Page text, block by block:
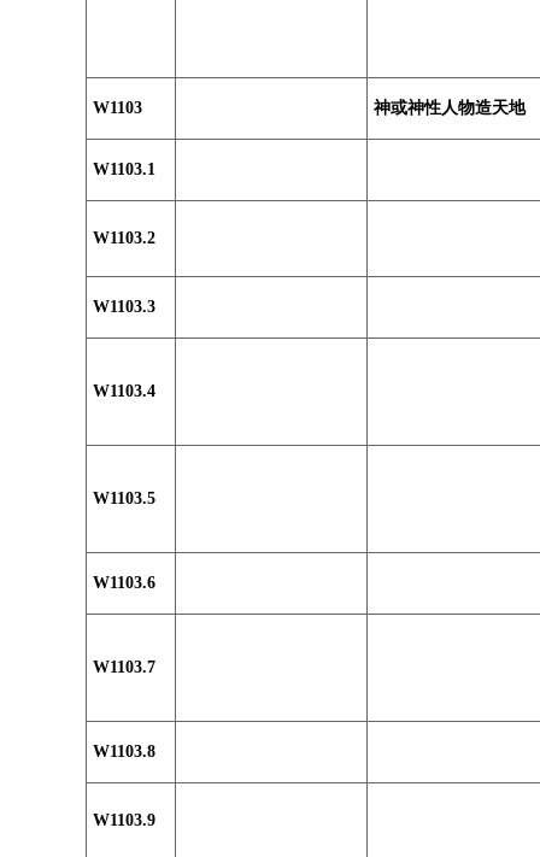
W1103 神或神性人物造天地
W1103.1
W1103.2
W1103.3
W1103.4
W1103.5
W1103.6
W1103.7
W1103.8
W1103.9